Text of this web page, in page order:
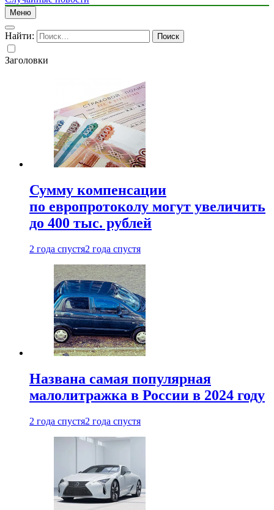
Меню
Найти:
Заголовки
Сумму компенсации
по европротоколу могут увеличить
до 400 тыс. рублей
2 года спустя2 года спустя
Названа самая популярная
малолитражка в России в 2024 году
2 года спустя2 года спустя